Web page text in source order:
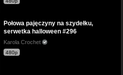
Połowa pajęczyny na szydełku,
serwetka halloween #296
Karola Crochet
480p